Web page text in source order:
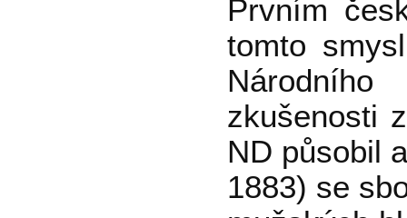
Prvním
tomto
zkušenosti
ND působil
1883) se